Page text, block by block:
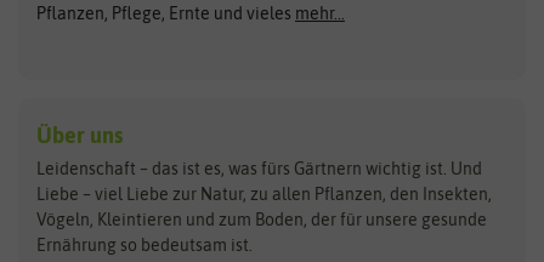
Gründünger
Kräutersamen
Obstsamen
Pilzbrut
Rasensamen
Steckzwiebeln
ASB Greenworld
Benary
Bingenheimer Saatgut
BioBalu
Bionana
COMPO
Dürr-Samen
elho
Pflanzen, Pflege, Ernte und vieles mehr...
Über uns
Leidenschaft – das ist es, was fürs Gärtnern wichtig ist. Und
Liebe – viel Liebe zur Natur, zu allen Pflanzen, den Insekten,
Vögeln, Kleintieren und zum Boden, der für unsere gesunde
Ernährung so bedeutsam ist.